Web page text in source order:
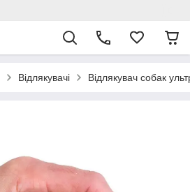
Відлякувачі Відлякувач собак